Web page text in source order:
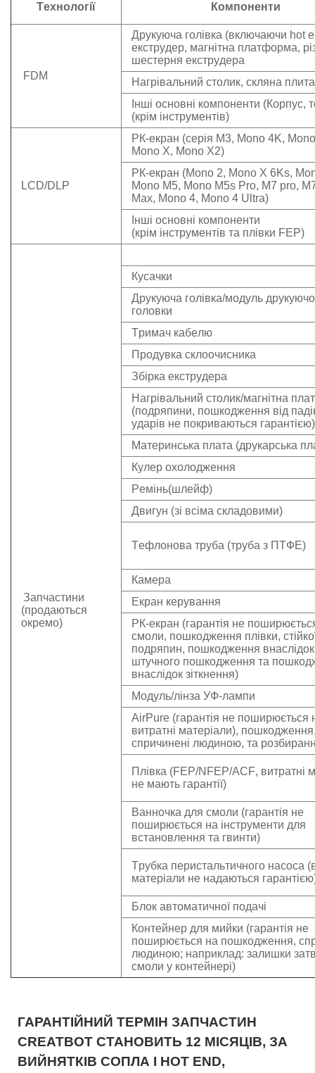
Технології Компоненти
FDM
Друкуюча голівка (включаючи hot
екструдер, магнітна платформа,
шестерня екструдера
Нагрівальний столик, скляна плита
Інші основні компоненти (Корпус,
(крім інструментів)
LCD/DLP
РК-екран (серія M3, Mono 4K, Mono
Mono X, Mono X2)
РК-екран (Mono 2, Mono X 6Ks,
Mono M5, Mono M5s Pro, M7 pro,
Max, Mono 4, Mono 4 Ultra)
Інші основні компоненти
(крім інструментів та плівки FEP)
Запчастини
(продаються
окремо)
Кусачки
Друкуюча голівка/модуль
головки
Тримач кабелю
Продувка склоочисника
Збірка екструдера
Нагрівальний столик/магнітна
(подряпини, пошкодження від
ударів не покриваються гарантією)
Материнська плата (друкарська
Кулер охолодження
Ремінь(шлейф)
Двигун (зі всіма складовими)
Тефлонова труба (труба з ПТФЕ)
Камера
Екран керування
РК-екран (гарантія не
смоли, пошкодження плівки,
подряпин, пошкодження внаслідок
штучного пошкодження та
внаслідок зіткнення)
Модуль/лінза УФ-лампи
AirPure (гарантія не поширюється
витратні матеріали),
спричинені людиною, та
Плівка (FEP/NFEP/ACF, витратні
не мають гарантії)
Ванночка для смоли (гарантія не
поширюється на інструменти для
встановлення та гвинти)
Трубка перистальтичного насоса
матеріали не надаються
Блок автоматичної подачі
Контейнер для мийки (гарантія не
поширюється на пошкодження,
людиною; наприклад: залишки
смоли у контейнері)
ГАРАНТІЙНИЙ ТЕРМІН ЗАПЧАСТИН
CREATBOT СТАНОВИТЬ 12 МІСЯЦІВ, ЗА
ВИЙНЯТКІВ СОПЛА І HOT END,